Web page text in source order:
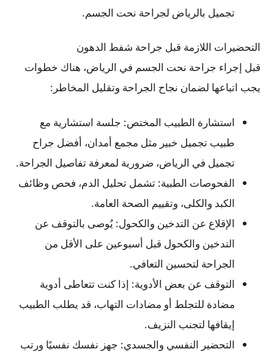
تجميل بالرياض لجراحة نحت الجسم.
التحضيرات اللازمة قبل جراحة شفط الدهون
قبل إجراء جراحة نحت الجسم في الرياض، هناك خطوات
يجب اتباعها لضمان نجاح الجراحة وتقليل المخاطر:
استشارة الطبيب المختص: جلسة استشارية مع
طبيب تجميل خبير مثل مجمع أمدان، أفضل جراح
تجميل في الرياض، ضرورية لمعرفة تفاصيل الجراحة.
الفحوصات الطبية: تشمل تحليل الدم، فحص وظائف
الكبد والكلى، وتقييم الصحة العامة.
الإقلاع عن التدخين والكحول: يُوصى بالتوقف عن
التدخين والكحول قبل أسبوعين على الأقل من
الجراحة لتحسين التعافي.
التوقف عن بعض الأدوية: إذا كنت تتعاطى أدوية
مضادة للتجلط أو مضادات التهاب، قد يطلب الطبيب
إيقافها لتجنب النزيف.
التحضير النفسي والجسدي: جهز نفسك نفسيًا ورتب